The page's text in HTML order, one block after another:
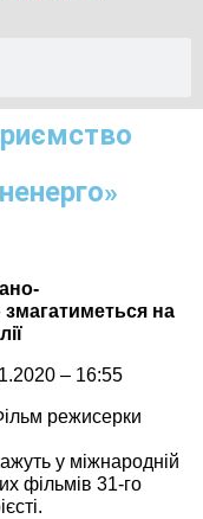
на
– 16:55
режисерки
у міжнародній
фільмів 31-го